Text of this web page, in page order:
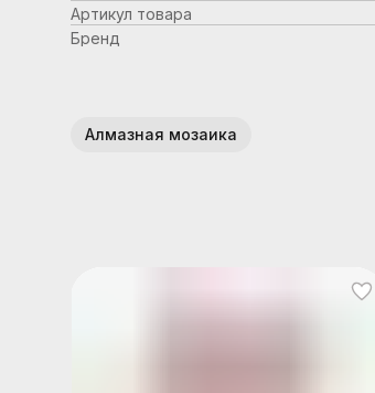
Артикул товара
Бренд
Алмазная мозаика